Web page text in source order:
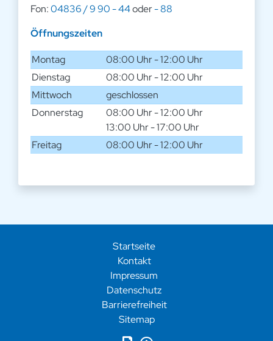
Fon:04836 / 9 90 - 44oder- 88
Öffnungszeiten
Montag
08:00 Uhr - 12:00 Uhr
Dienstag
08:00 Uhr - 12:00 Uhr
Mittwoch
geschlossen
Donnerstag
08:00 Uhr - 12:00 Uhr
13:00 Uhr - 17:00 Uhr
Freitag
08:00 Uhr - 12:00 Uhr
Startseite
Kontakt
Impressum
Datenschutz
Barrierefreiheit
Sitemap